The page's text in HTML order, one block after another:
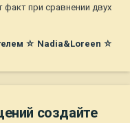
факт при сравнении двух
☆ Nadia&Loreen ☆
создайте